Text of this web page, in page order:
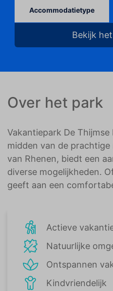
Accommodatietype
Bekijk
Over het park
Vakantiepark De
midden van de
van Rhenen, biedt een
diverse mogelijkheden.
geeft aan een
Actieve
Natuurlijke
Ontspannen
Kindvriendelijk